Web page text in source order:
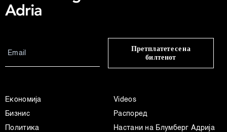
Претплатете се на
билтенот
Економија
Бизнис
Политика
Videos
Распоред
Настани на Блумберг Адрија